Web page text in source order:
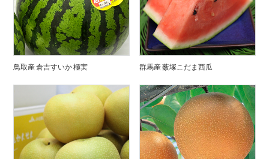
鳥取産 倉吉すいか 極実 群馬産 薮塚こだま西瓜